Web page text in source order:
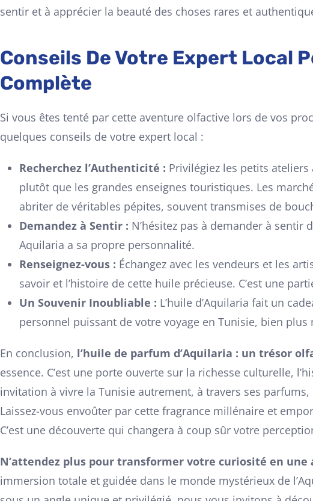
sentir et à apprécier la beauté des choses rares et
Conseils De Votre Expert Local
Complète
Si vous êtes tenté par cette aventure olfactive lors de vos
quelques conseils de votre expert local :
Recherchez l’Authenticité : Privilégiez les petits
plutôt que les grandes enseignes touristiques. Les
abriter de véritables pépites, souvent transmises de
Demandez à Sentir : N’hésitez pas à demander à
Aquilaria a sa propre personnalité.
Renseignez-vous : Échangez avec les vendeurs et les
savoir et l’histoire de cette huile précieuse. C’est une
Un Souvenir Inoubliable : L’huile d’Aquilaria fait un
personnel puissant de votre voyage en Tunisie, bien
En conclusion, l’huile de parfum d’Aquilaria : un trésor
essence. C’est une porte ouverte sur la richesse culturelle,
invitation à vivre la Tunisie autrement, à travers ses
Laissez-vous envoûter par cette fragrance millénaire et
C’est une découverte qui changera à coup sûr votre
N’attendez plus pour transformer votre curiosité en
immersion totale et guidée dans le monde mystérieux de